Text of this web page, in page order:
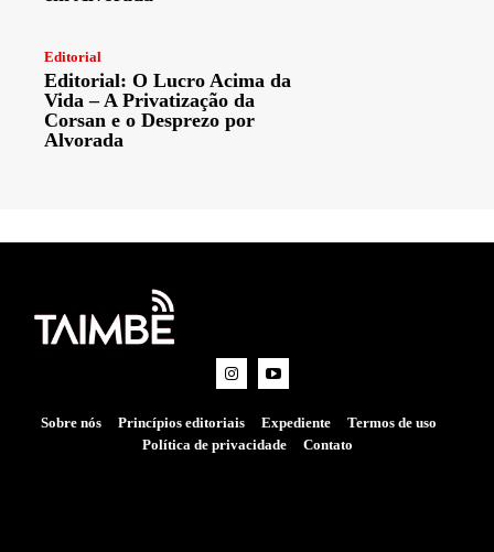
Editorial
Editorial: O Lucro Acima da
Vida – A Privatização da
Corsan e o Desprezo por
Alvorada
Sobre nós Princípios editoriais Expediente
Termos de uso
Política de privacidade
Contato